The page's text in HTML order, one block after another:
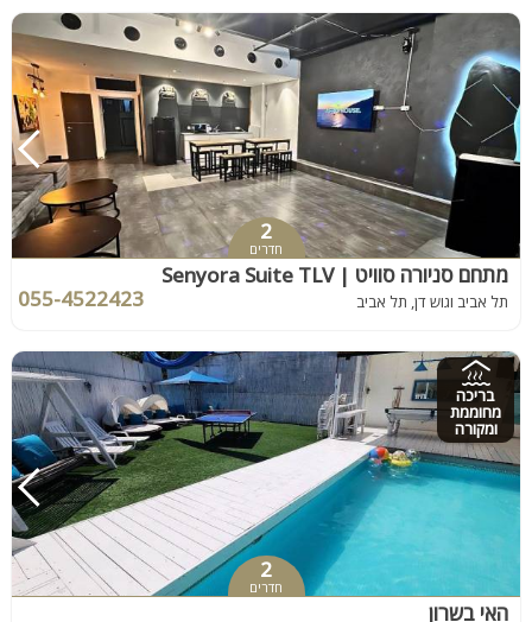
2
חדרים
מתחם סניורה סוויט | Senyora Suite TLV
תל אביב וגוש דן, תל אביב 055-4522423
בריכה
מחוממת
ומקורה
2
חדרים
האי בשרון